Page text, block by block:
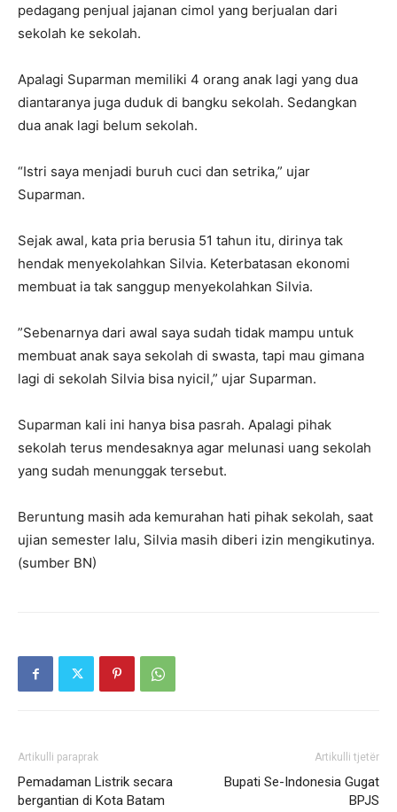
pedagang penjual jajanan cimol yang berjualan dari
sekolah ke sekolah.
Apalagi Suparman memiliki 4 orang anak lagi yang dua
diantaranya juga duduk di bangku sekolah. Sedangkan
dua anak lagi belum sekolah.
“Istri saya menjadi buruh cuci dan setrika,” ujar
Suparman.
Sejak awal, kata pria berusia 51 tahun itu, dirinya tak
hendak menyekolahkan Silvia. Keterbatasan ekonomi
membuat ia tak sanggup menyekolahkan Silvia.
”Sebenarnya dari awal saya sudah tidak mampu untuk
membuat anak saya sekolah di swasta, tapi mau gimana
lagi di sekolah Silvia bisa nyicil,” ujar Suparman.
Suparman kali ini hanya bisa pasrah. Apalagi pihak
sekolah terus mendesaknya agar melunasi uang sekolah
yang sudah menunggak tersebut.
Beruntung masih ada kemurahan hati pihak sekolah, saat
ujian semester lalu, Silvia masih diberi izin mengikutinya.
(sumber BN)
Artikulli paraprak
Pemadaman Listrik secara
bergantian di Kota Batam
Artikulli tjetër
Bupati Se-Indonesia Gugat
BPJS